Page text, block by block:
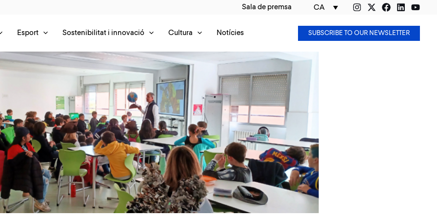
Sala de premsa CA
Esport Sostenibilitat i innovació Cultura Notícies SUBSCRIBE TO OUR NEWSLETTER